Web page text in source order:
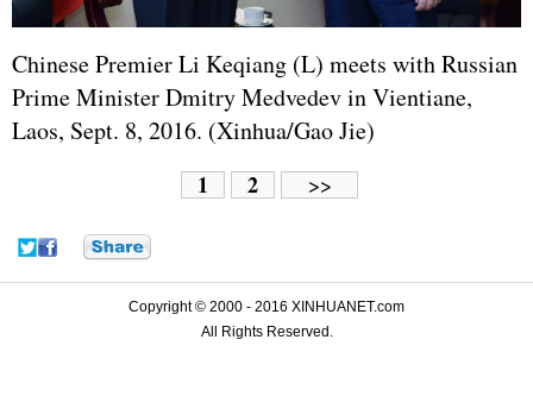
Chinese Premier Li Keqiang (L) meets with Russian
Prime Minister Dmitry Medvedev in Vientiane,
Laos, Sept. 8, 2016. (Xinhua/Gao Jie)
1 2 >>
Copyright © 2000 - 2016 XINHUANET.com
All Rights Reserved.